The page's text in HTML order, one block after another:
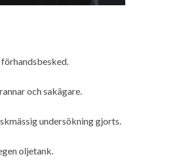
och sakägare.
undersökning gjorts.
oljetank.